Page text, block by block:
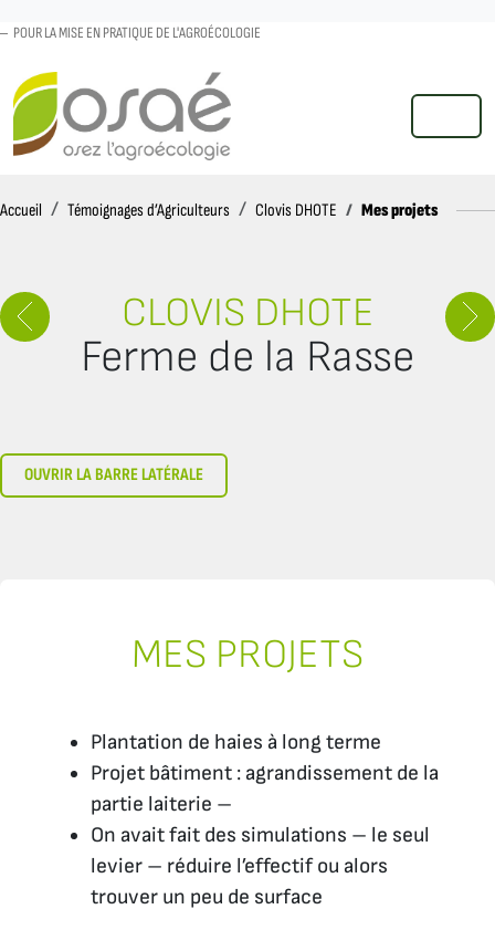
POUR LA MISE EN PRATIQUE DE L'AGROÉCOLOGIE
MENU
Accueil AccueilTémoignages d’Agriculteurs Clovis DHOTE Mes projets
CLOVIS DHOTE
Ferme de la Rasse
OUVRIR LA BARRE LATÉRALE
MES PROJETS
Plantation de haies à long terme
Projet bâtiment : agrandissement de la
partie laiterie –
On avait fait des simulations – le seul
levier – réduire l’effectif ou alors
trouver un peu de surface